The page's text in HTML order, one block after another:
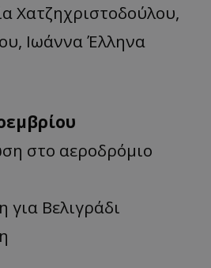
Χατζηχριστοδούλου,
Ιωάννα Έλληνα
στο αεροδρόμιο
Βελιγράδι